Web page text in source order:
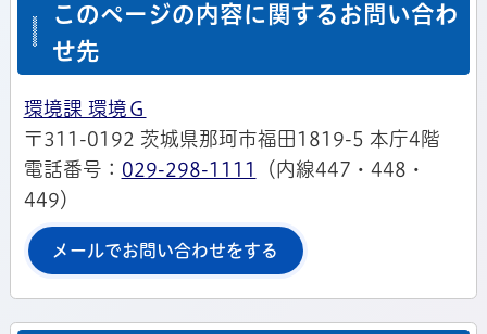
このページの内容に関するお問い合わ
せ先
環境課 環境Ｇ
〒311-0192 茨城県那珂市福田1819-5 本庁4階
電話番号： 029-298-1111
（内線447・448・
449）
メールでお問い合わせをする